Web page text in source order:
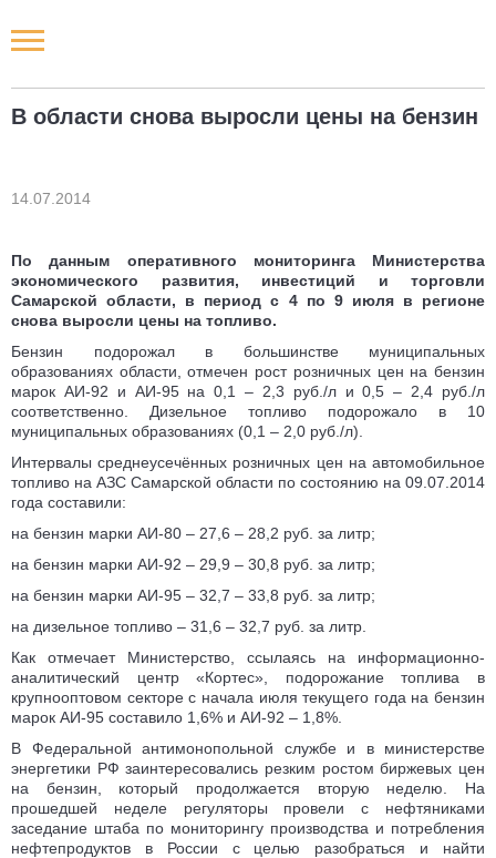
В области снова выросли цены на бензин
14.07.2014
По данным оперативного мониторинга Министерства
экономического развития, инвестиций и торговли
Самарской области, в период с 4 по 9 июля в регионе
снова выросли цены на топливо.
Бензин подорожал в большинстве муниципальных
образованиях области, отмечен рост розничных цен на бензин
марок АИ-92 и АИ-95 на 0,1 – 2,3 руб./л и 0,5 – 2,4 руб./л
соответственно. Дизельное топливо подорожало в 10
муниципальных образованиях (0,1 – 2,0 руб./л).
Интервалы среднеусечённых розничных цен на автомобильное
топливо на АЗС Самарской области по состоянию на 09.07.2014
года составили:
на бензин марки АИ-80 – 27,6 – 28,2 руб. за литр;
на бензин марки АИ-92 – 29,9 – 30,8 руб. за литр;
на бензин марки АИ-95 – 32,7 – 33,8 руб. за литр;
на дизельное топливо – 31,6 – 32,7 руб. за литр.
Как отмечает Министерство, ссылаясь на информационно-
аналитический центр «Кортес», подорожание топлива в
крупнооптовом секторе с начала июля текущего года на бензин
марок АИ-95 составило 1,6% и АИ-92 – 1,8%.
В Федеральной антимонопольной службе и в министерстве
энергетики РФ заинтересовались резким ростом биржевых цен
на бензин, который продолжается вторую неделю. На
прошедшей неделе регуляторы провели с нефтяниками
заседание штаба по мониторингу производства и потребления
нефтепродуктов в России c целью разобраться и найти
Новости РФ
Новости компаний
Статьи